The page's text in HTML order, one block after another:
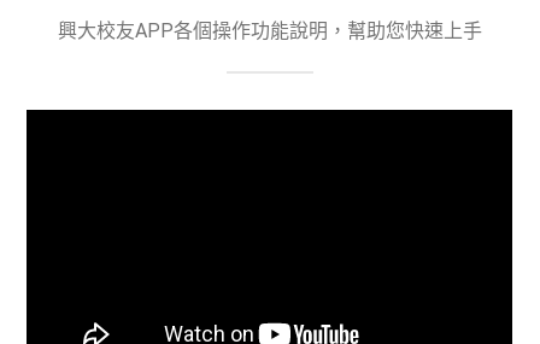
興大校友APP各個操作功能說明，幫助您快速上手